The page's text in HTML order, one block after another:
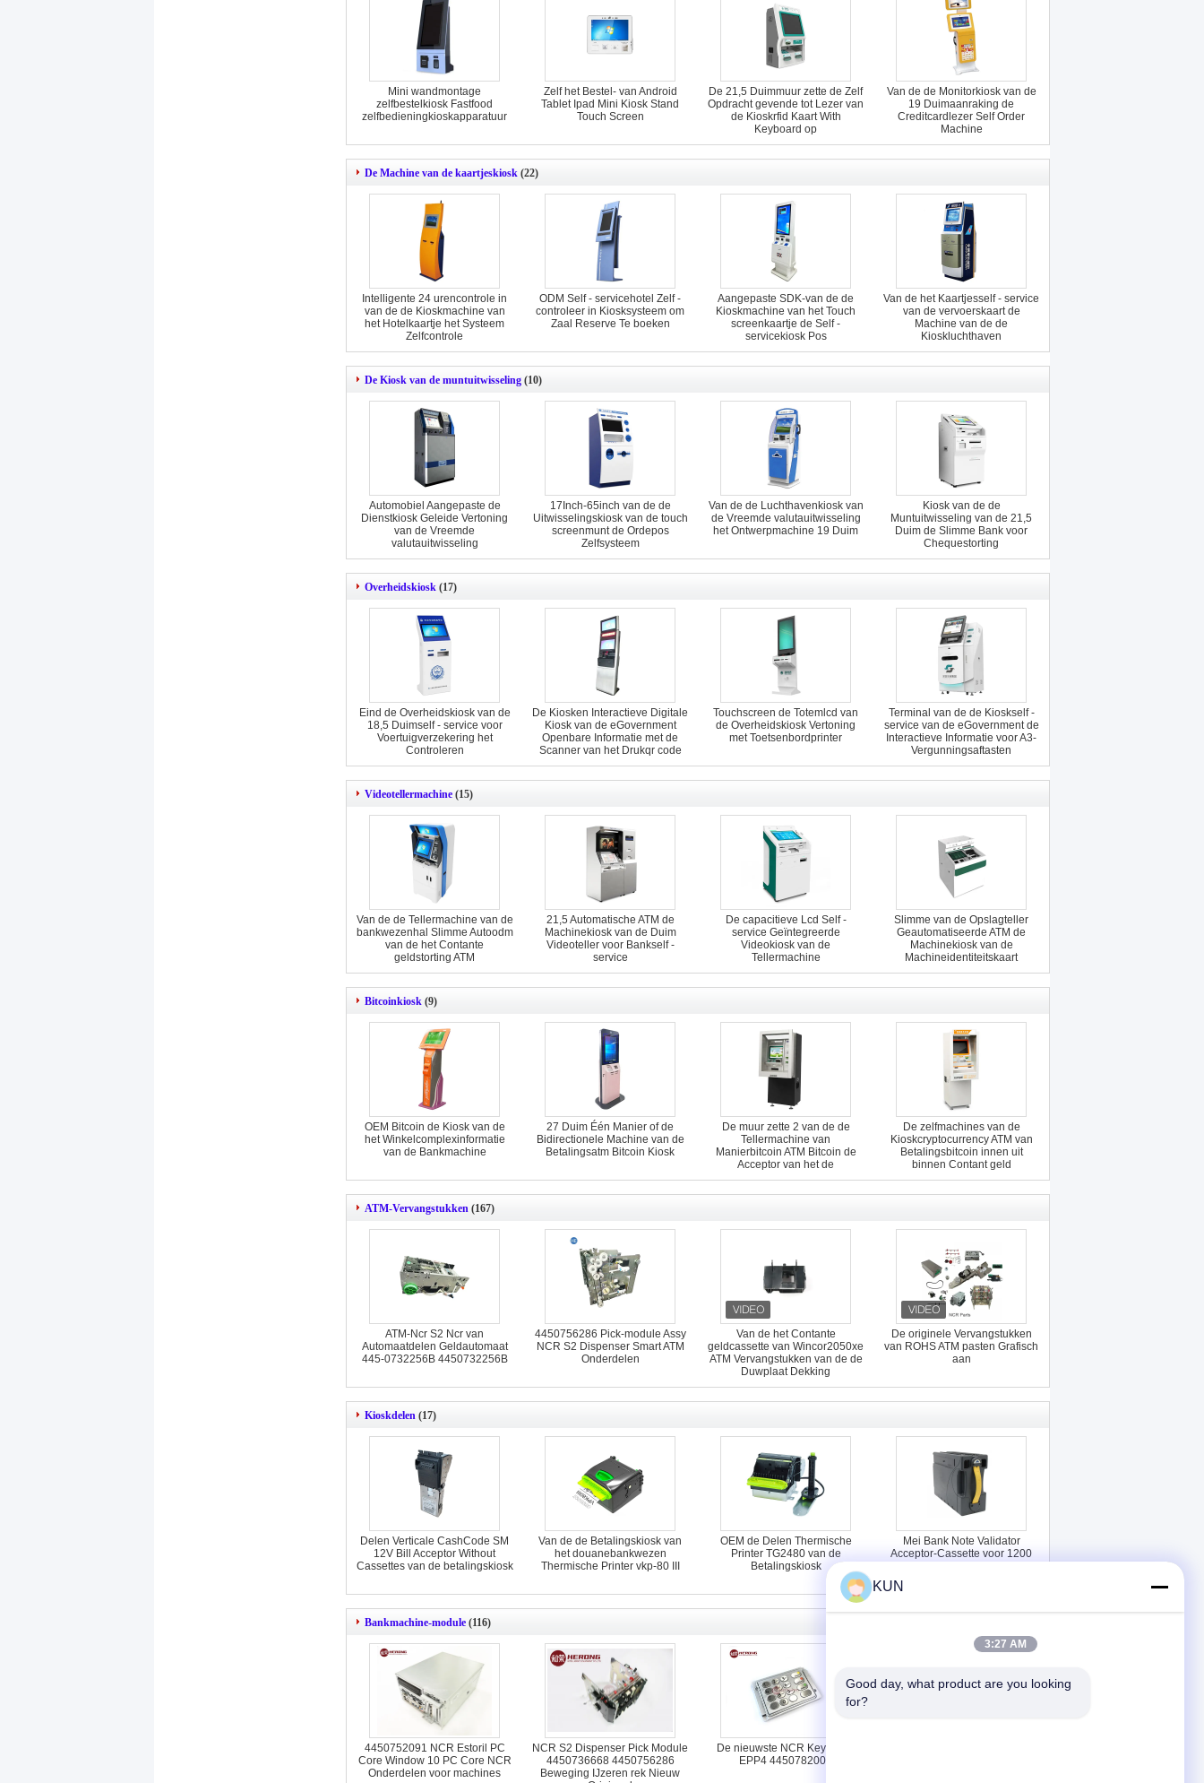
Mini wandmontage
zelfbestelkiosk Fastfood
zelfbedieningkioskapparatuur
Zelf het Bestel- van Android
Tablet Ipad Mini Kiosk Stand
Touch Screen
De 21,5 Duimmuur zette de Zelf
Opdracht gevende tot Lezer van
de Kioskrfid Kaart With
Keyboard op
Van de de Monitorkiosk van de
19 Duimaanraking de
Creditcardlezer Self Order
Machine
De Machine van de kaartjeskiosk (22)
Intelligente 24 urencontrole in
van de de Kioskmachine van
het Hotelkaartje het Systeem
Zelfcontrole
ODM Self - servicehotel Zelf -
controleer in Kiosksysteem om
Zaal Reserve Te boeken
Aangepaste SDK-van de de
Kioskmachine van het Touch
screenkaartje de Self -
servicekiosk Pos
Van de het Kaartjesself - service
van de vervoerskaart de
Machine van de de
Kioskluchthaven
De Kiosk van de muntuitwisseling (10)
Automobiel Aangepaste de
Dienstkiosk Geleide Vertoning
van de Vreemde
valutauitwisseling
17Inch-65inch van de de
Uitwisselingskiosk van de touch
screenmunt de Ordepos
Zelfsysteem
Van de de Luchthavenkiosk van
de Vreemde valutauitwisseling
het Ontwerpmachine 19 Duim
Kiosk van de de
Muntuitwisseling van de 21,5
Duim de Slimme Bank voor
Chequestorting
Overheidskiosk (17)
Eind de Overheidskiosk van de
18,5 Duimself - service voor
Voertuigverzekering het
Controleren
De Kiosken Interactieve Digitale
Kiosk van de eGovernment
Openbare Informatie met de
Scanner van het Drukqr code
Touchscreen de Totemlcd van
de Overheidskiosk Vertoning
met Toetsenbordprinter
Terminal van de de Kioskself -
service van de eGovernment de
Interactieve Informatie voor A3-
Vergunningsaftasten
Videotellermachine (15)
Van de de Tellermachine van de
bankwezenhal Slimme Autoodm
van de het Contante
geldstorting ATM
21,5 Automatische ATM de
Machinekiosk van de Duim
Videoteller voor Bankself -
service
De capacitieve Lcd Self -
service Geïntegreerde
Videokiosk van de
Tellermachine
Slimme van de Opslagteller
Geautomatiseerde ATM de
Machinekiosk van de
Machineidentiteitskaart
Registratie
Bitcoinkiosk (9)
OEM Bitcoin de Kiosk van de
het Winkelcomplexinformatie
van de Bankmachine
27 Duim Één Manier of de
Bidirectionele Machine van de
Betalingsatm Bitcoin Kiosk
De muur zette 2 van de de
Tellermachine van
Manierbitcoin ATM Bitcoin de
Acceptor van het de
Kioskcontante geld op
De zelfmachines van de
Kioskcryptocurrency ATM van
Betalingsbitcoin innen uit
binnen Contant geld
ATM-Vervangstukken (167)
ATM-Ncr S2 Ncr van
Automaatdelen Geldautomaat
445-0732256B 4450732256B
4450756286 Pick-module Assy
NCR S2 Dispenser Smart ATM
Onderdelen
Van de het Contante
geldcassette van Wincor2050xe
ATM Vervangstukken van de de
Duwplaat Dekking
01750042961 1750042961
De originele Vervangstukken
van ROHS ATM pasten Grafisch
aan
Kioskdelen (17)
Delen Verticale CashCode SM
12V Bill Acceptor Without
Cassettes van de betalingskiosk
Van de de Betalingskiosk van
het douanebankwezen
Thermische Printer vkp-80 III
OEM de Delen Thermische
Printer TG2480 van de
Betalingskiosk
Mei Bank Note Validator
Acceptor-Cassette voor 1200
Bankmachine-module (116)
4450752091 NCR Estoril PC
Core Window 10 PC Core NCR
Onderdelen voor machines
NCR S2 Dispenser Pick Module
4450736668 4450756286
Beweging IJzeren rek Nieuw
De nieuwste NCR Keyboard
EPP4 4450782009
KUN
3:27 AM
Good day, what product are you looking
for?